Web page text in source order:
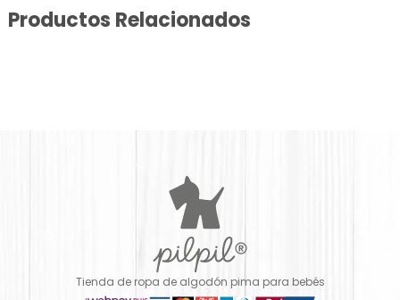
Productos Relacionados
Tienda de ropa de algodón pima para bebés